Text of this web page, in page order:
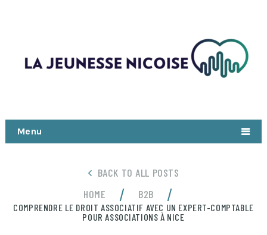
Menu
BACK TO ALL POSTS
HOME
/ B2B /
COMPRENDRE LE DROIT ASSOCIATIF AVEC UN EXPERT-COMPTABLE
POUR ASSOCIATIONS À NICE